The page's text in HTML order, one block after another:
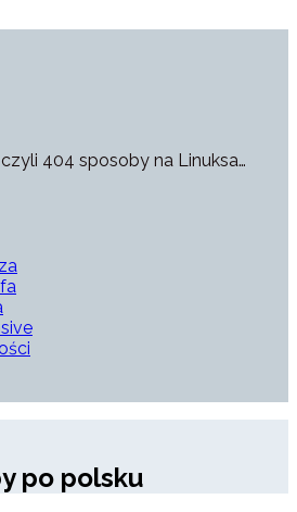
404 sposoby na Linuksa…
po polsku